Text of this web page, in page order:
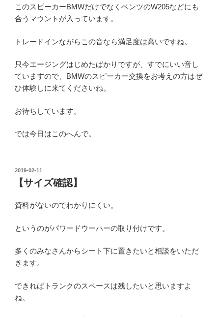
このスピーカーBMWだけでなくベンツのW205などにも
合うマウントが入っています。
トレードインながらこの音なら満足度は高いですね。
只今エージングはじめたばかりですが、すでにいい音し
ていますので、BMWのスピーカー交換をお考えの方はぜ
ひ体験しに来てくださいね。
お待ちしています。
では今日はこのへんで。
投
稿
日:
2019-02-11
【サイズ確認】
資料がないのでわかりにくい。
というのがパワードウーハーの取り付けです。
多くのみなさんからシート下に置きたいと相談をいただ
きます。
できればトランクのスペースは残したいと思いますよ
ね。